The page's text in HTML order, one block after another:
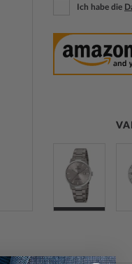
Ich habe die